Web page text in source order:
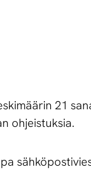
21
ohjeistuksia.